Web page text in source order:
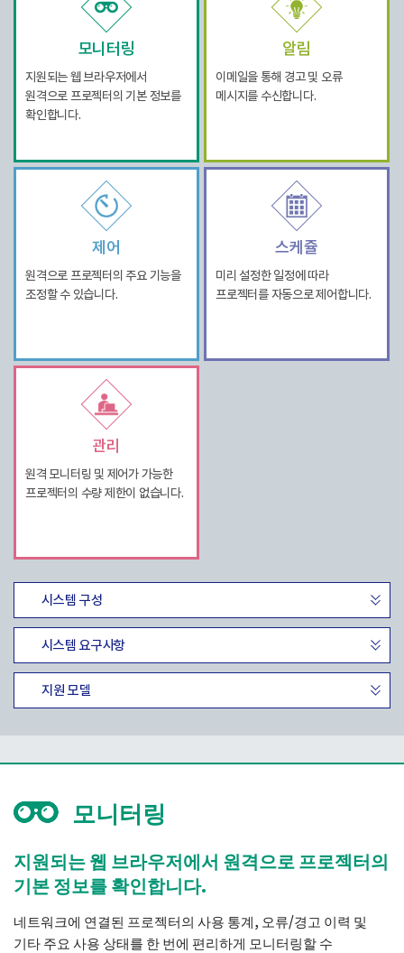
모니터링
지원되는 웹 브라우저에서
원격으로 프로젝터의 기본 정보를
확인합니다.
알림
이메일을 통해 경고 및 오류
메시지를 수신합니다.
제어
원격으로 프로젝터의 주요 기능을
조정할 수 있습니다.
스케쥴
미리 설정한 일정에 따라
프로젝터를 자동으로 제어합니다.
관리
원격 모니터링 및 제어가 가능한
프로젝터의 수량 제한이 없습니다.
시스템 구성
시스템 요구사항
지원 모델
모니터링
지원되는 웹 브라우저에서 원격으로 프로젝터의
기본 정보를 확인합니다.
네트워크에 연결된 프로젝터의 사용 통계, 오류/경고 이력 및
기타 주요 사용 상태를 한 번에 편리하게 모니터링할 수